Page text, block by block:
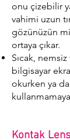
onu çizebilir
vahimi uzun
gözünüzün
ortaya çıkar.
Sıcak,
bilgisayar
okurken ya da
Kontak Lens